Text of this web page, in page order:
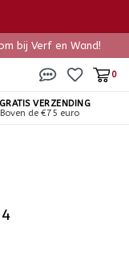
bij Verf en Wand!
0
GRATIS VERZENDING
Boven de €75 euro